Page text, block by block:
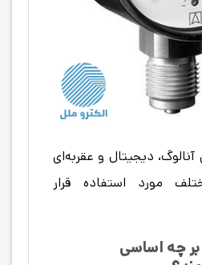
دیجیتال و عقربه‌ای
مورد استفاده قرار
چه اساسی